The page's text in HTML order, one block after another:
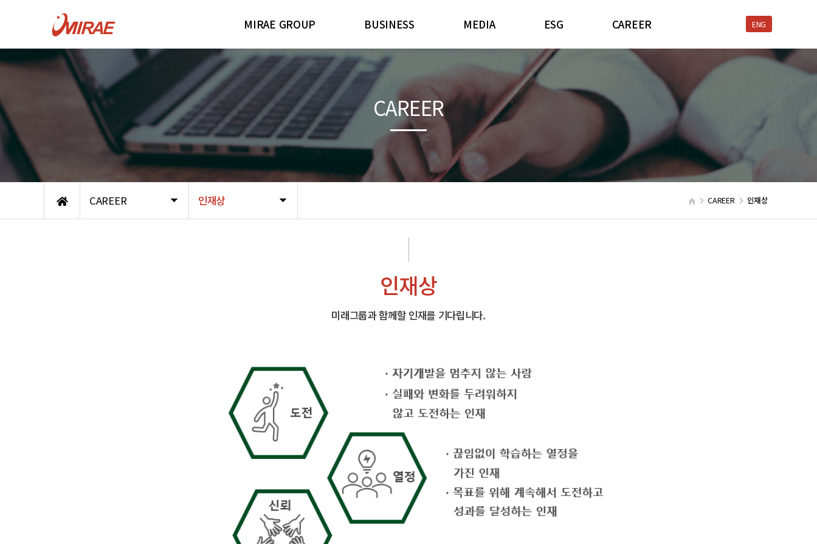
MIRAE GROUP
CHAIRMAN
연혁
비전
오시는길
그룹소개
BUSINESS
주요공정
제품소개
파트너사
MEDIA
대외뉴스
ESG소식
ESG
환경경영
안전보건경영
CAREER
인재상
채용프로세스
ENG
CAREER 인재상 CAREER 인재상
CAREER
인재상
미래그룹과 함께할 인재를 기다립니다.